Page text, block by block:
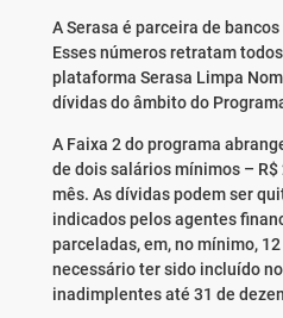
A Serasa é parceira de
Esses números retratam
plataforma Serasa Limpa
dívidas do âmbito do
A Faixa 2 do programa
de dois salários mínimos –
mês. As dívidas podem ser
indicados pelos agentes
parceladas, em, no mínimo,
necessário ter sido incluído
inadimplentes até 31 de